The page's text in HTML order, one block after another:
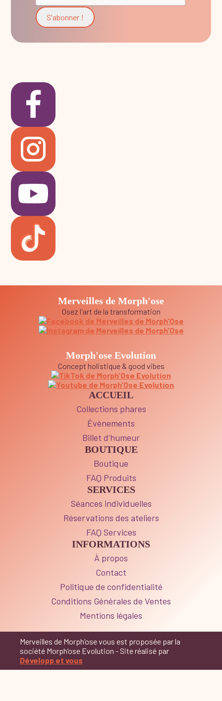
Merveilles de Morph'ose
Osez l'art de la transformation
Morph'ose Evolution
Concept holistique & good vibes
ACCUEIL
Collections phares
Évènements
Billet d’humeur
BOUTIQUE
Boutique
FAQ Produits
SERVICES
Séances individuelles
Réservations des ateliers
FAQ Services
INFORMATIONS
À propos
Contact
Politique de confidentialité
Conditions Générales de Ventes
Mentions légales
Merveilles de Morph’ose vous est proposée par la
société Morph’ose Evolution - Site réalisé par
Développ et vous